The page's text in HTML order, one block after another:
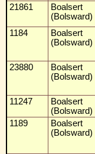
21861
Boalsert
(Bolsward)
1184
Boalsert
(Bolsward)
23880
Boalsert
(Bolsward)
11247
Boalsert
(Bolsward)
1189
Boalsert
(Bolsward)